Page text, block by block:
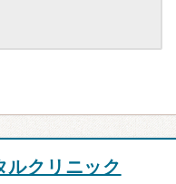
ルクリニック